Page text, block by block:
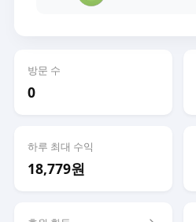
방문 수
0
하루 최대 수익
18,779원